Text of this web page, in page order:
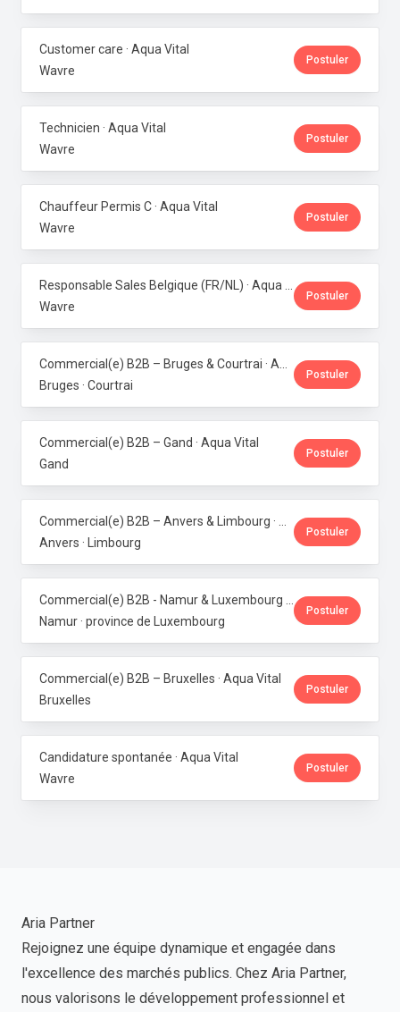
Customer care · Aqua Vital
Wavre
Postuler
Technicien · Aqua Vital
Wavre
Postuler
Chauffeur Permis C · Aqua Vital
Wavre
Postuler
Wavre
Postuler
Bruges · Courtrai
Postuler
Commercial(e) B2B – Gand · Aqua Vital
Gand
Postuler
Anvers · Limbourg
Postuler
Namur · province de Luxembourg
Postuler
Commercial(e) B2B – Bruxelles · Aqua Vital
Bruxelles
Postuler
Candidature spontanée · Aqua Vital
Wavre
Postuler
Aria Partner
Rejoignez une équipe dynamique et engagée dans
l'excellence des marchés publics. Chez Aria Partner,
nous valorisons le développement professionnel et